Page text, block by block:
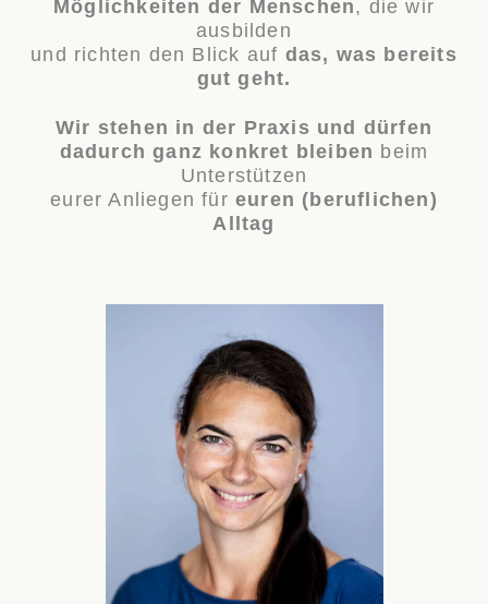
Möglichkeiten der Menschen, die wir
ausbilden
und richten den Blick auf das, was bereits
gut geht.
Wir stehen in der Praxis und dürfen
dadurch ganz konkret bleiben beim
Unterstützen
eurer Anliegen für euren (beruflichen)
Alltag